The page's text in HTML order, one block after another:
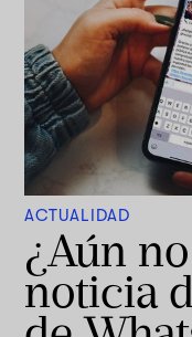
ACTUALIDAD
¿Aún
noticia